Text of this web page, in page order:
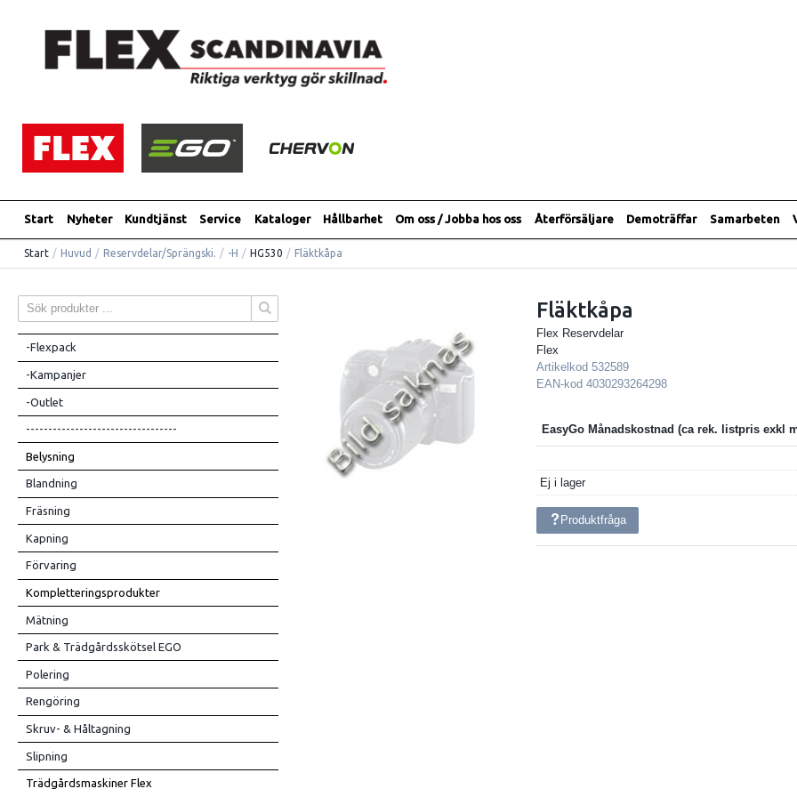
Start Nyheter Kundtjänst Service Kataloger Hållbarhet Om oss / Jobba hos oss Återförsäljare Demoträffar Samarbeten
Start / Huvud / Reservdelar/Sprängski. / -H / HG530 / Fläktkåpa
-Flexpack
-Kampanjer
-Outlet
----------------------------------
Belysning
Blandning
Fräsning
Kapning
Förvaring
Kompletteringsprodukter
Mätning
Park & Trädgårdsskötsel EGO
Polering
Rengöring
Skruv- & Håltagning
Slipning
Trädgårdsmaskiner Flex
Fläktkåpa
Flex Reservdelar
Flex
Artikelkod532589
EAN-kod4030293264298
EasyGo Månadskostnad
Ej i lager
Produktfråga